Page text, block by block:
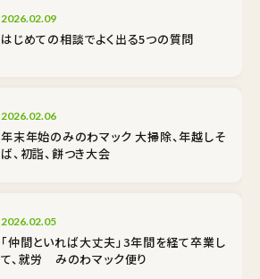
2026.02.09
はじめての相談でよく出る5つの質問
2026.02.06
年末年始のみのわマック 大掃除、年越しそ
ば、初詣、餅つき大会
2026.02.05
「仲間といれば大丈夫」3年間を経て卒業し
て、就労 みのわマック便り